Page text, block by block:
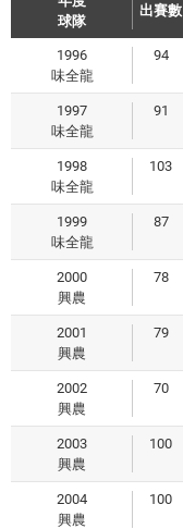
球隊
出賽數
1996
味全龍
94
1997
味全龍
91
1998
味全龍
103
1999
味全龍
87
2000
興農
78
2001
興農
79
2002
興農
70
2003
興農
100
2004
興農
100